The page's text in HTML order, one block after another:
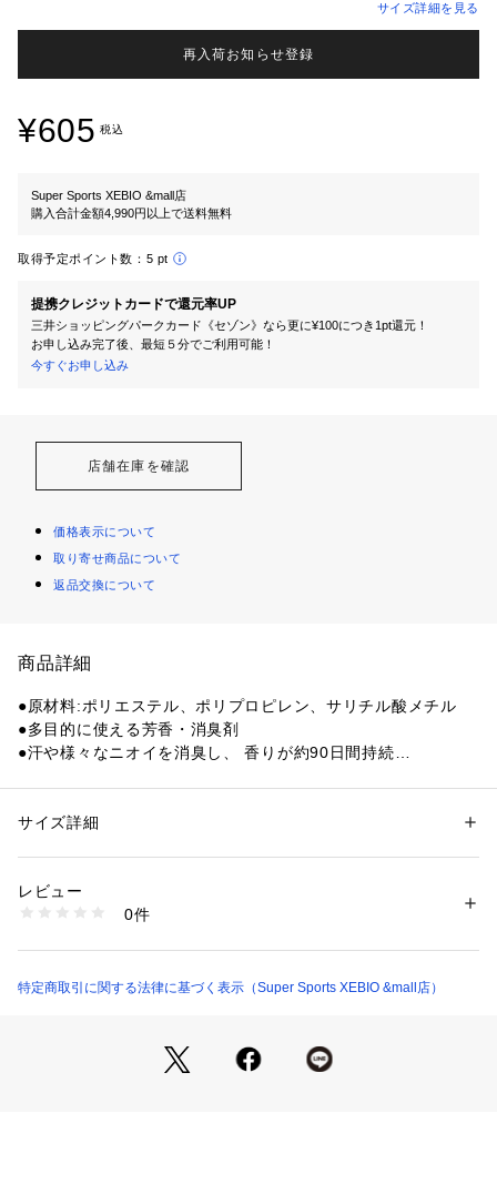
サイズ詳細を見る
再入荷お知らせ登録
¥605 税込
Super Sports XEBIO &mall店
購入合計金額4,990円以上で送料無料
取得予定ポイント数： 5 pt
提携クレジットカードで還元率UP
三井ショッピングパークカード《セゾン》なら更に¥100につき1pt還元！
お申し込み完了後、最短５分でご利用可能！
今すぐお申し込み
店舗在庫を確認
価格表示について
取り寄せ商品について
返品交換について
商品詳細
●原材料:ポリエステル、ポリプロピレン、サリチル酸メチル
●多目的に使える芳香・消臭剤
●汗や様々なニオイを消臭し、 香りが約90日間持続
なる場合がございます。
※ブラウザやお使いのモニター環境により、掲載画像と実際の
予告なく変更することがあります。あらかじめご了承くださ
ズメンテ シューズメンテナンス小物 芳香 汗 2025_06_rss_sh
性別：レディース
商品番号：
10546730001 （ショップ）
サイズ詳細
レビュー
0件
特定商取引に関する法律に基づく表示（Super Sports XEBIO &mall店）